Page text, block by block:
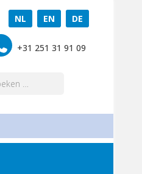
NL EN DE
+31 251 31 91 09